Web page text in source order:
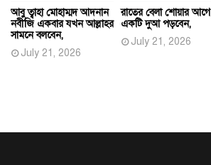
আবু ত্বাহা মোহাম্মদ আদনান
নবীজি একবার যখন আল্লাহর
সামনে বলবেন,
July 21, 2026
রাতের বেলা শোয়ার আগে
একটি দুআ পড়বেন,
July 21, 2026